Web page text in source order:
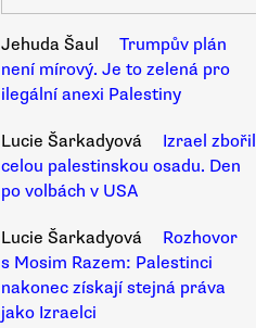
Jehuda Šaul
Trumpův plán
není mírový. Je to zelená pro
ilegální anexi Palestiny
Lucie Šarkadyová
Izrael zbořil
celou palestinskou osadu. Den
po volbách v USA
Lucie Šarkadyová
Rozhovor
s Mosim Razem: Palestinci
nakonec získají stejná práva
jako Izraelci